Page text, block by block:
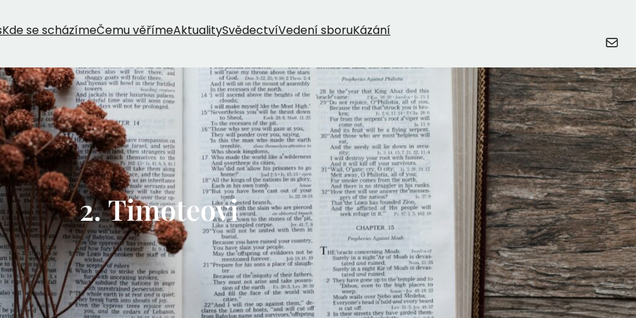
Kde se scházímeČemu věřímeAktualitySvědectvíVedení sboruKázání E-mail
2. Timoteovi